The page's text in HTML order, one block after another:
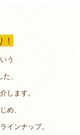
う
、
します。
め、
インナップ。